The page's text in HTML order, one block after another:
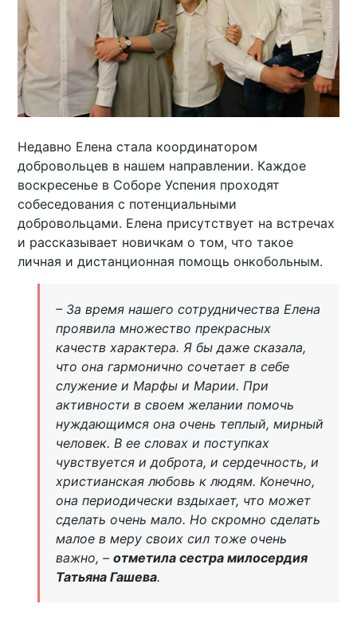
Недавно Елена стала координатором
добровольцев в нашем направлении. Каждое
воскресенье в Соборе Успения проходят
собеседования с потенциальными
добровольцами. Елена присутствует на встречах
и рассказывает новичкам о том, что такое
личная и дистанционная помощь онкобольным.
– За время нашего сотрудничества Елена
проявила множество прекрасных
качеств характера. Я бы даже сказала,
что она гармонично сочетает в себе
служение и Марфы и Марии. При
активности в своем желании помочь
нуждающимся она очень теплый, мирный
человек. В ее словах и поступках
чувствуется и доброта, и сердечность, и
христианская любовь к людям. Конечно,
она периодически вздыхает, что может
сделать очень мало. Но скромно сделать
малое в меру своих сил тоже очень
важно, – отметила сестра милосердия
Татьяна Гашева.